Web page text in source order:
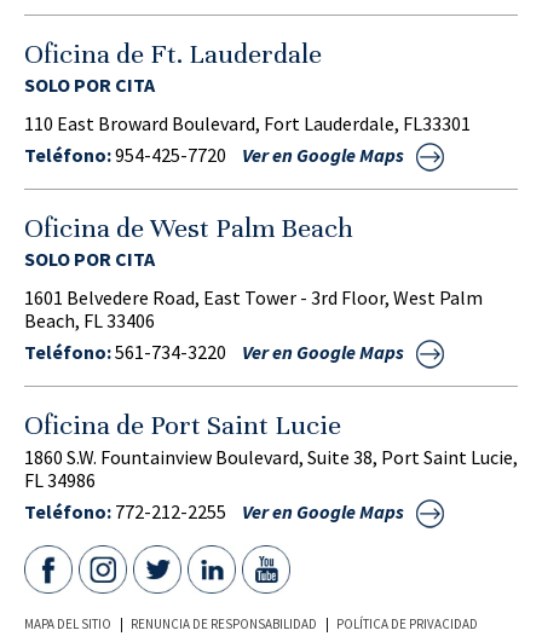
Oficina de Ft. Lauderdale
SOLO POR CITA
110 East Broward Boulevard, Fort Lauderdale, FL33301
Teléfono:954-425-7720 Ver en Google Maps
Oficina de West Palm Beach
SOLO POR CITA
1601 Belvedere Road, East Tower - 3rd Floor, West Palm
Beach, FL 33406
Teléfono:561-734-3220 Ver en Google Maps
Oficina de Port Saint Lucie
1860 S.W. Fountainview Boulevard, Suite 38, Port Saint Lucie,
FL 34986
Teléfono: 772-212-2255 Ver en Google Maps
MAPA DEL SITIO RENUNCIA DE RESPONSABILIDAD POLÍTICA DE PRIVACIDAD